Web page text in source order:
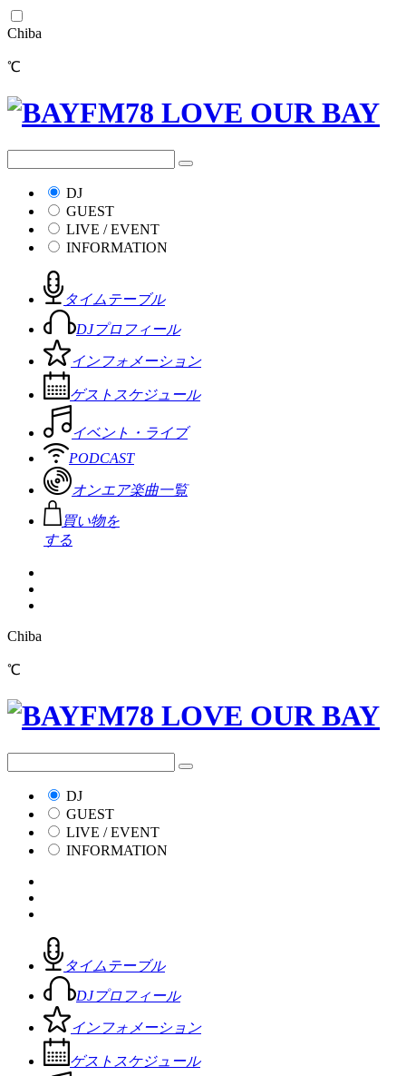
Chiba
℃
DJ
GUEST
LIVE / EVENT
INFORMATION
タイムテーブル
DJプロフィール
インフォメーション
ゲストスケジュール
イベント・ライブ
PODCAST
オンエア楽曲一覧
買い物を
する
Chiba
℃
DJ
GUEST
LIVE / EVENT
INFORMATION
タイムテーブル
DJプロフィール
インフォメーション
ゲストスケジュール